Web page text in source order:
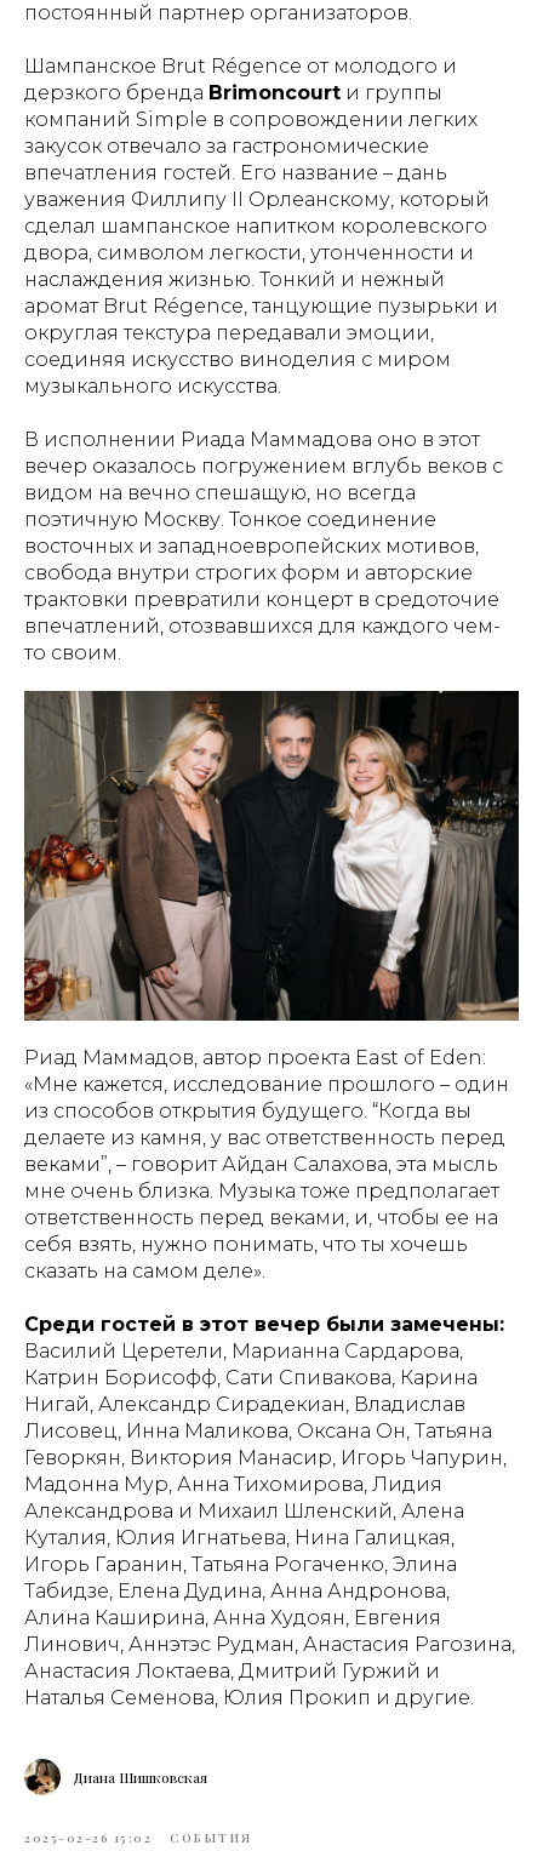
постоянный партнер организаторов.
Шампанское Brut Régence от молодого и
дерзкого бренда Brimoncourt и группы
компаний Simple в сопровождении легких
закусок отвечало за гастрономические
впечатления гостей. Его название – дань
уважения Филлипу II Орлеанскому, который
сделал шампанское напитком королевского
двора, символом легкости, утонченности и
наслаждения жизнью. Тонкий и нежный
аромат Brut Régence, танцующие пузырьки и
округлая текстура передавали эмоции,
соединяя искусство виноделия с миром
музыкального искусства.
В исполнении Риада Маммадова оно в этот
вечер оказалось погружением вглубь веков с
видом на вечно спешащую, но всегда
поэтичную Москву. Тонкое соединение
восточных и западноевропейских мотивов,
свобода внутри строгих форм и авторские
трактовки превратили концерт в средоточие
впечатлений, отозвавшихся для каждого чем-
то своим.
Риад Маммадов, автор проекта East of Eden:
«Мне кажется, исследование прошлого – один
из способов открытия будущего. “Когда вы
делаете из камня, у вас ответственность перед
веками”, – говорит Айдан Салахова, эта мысль
мне очень близка. Музыка тоже предполагает
ответственность перед веками, и, чтобы ее на
себя взять, нужно понимать, что ты хочешь
сказать на самом деле».
Среди гостей в этот вечер были замечены:
Василий Церетели, Марианна Сардарова,
Катрин Борисофф, Сати Спивакова, Карина
Нигай, Александр Сирадекиан, Владислав
Лисовец, Инна Маликова, Оксана Он, Татьяна
Геворкян, Виктория Манасир, Игорь Чапурин,
Мадонна Мур, Анна Тихомирова, Лидия
Александрова и Михаил Шленский, Алена
Куталия, Юлия Игнатьева, Нина Галицкая,
Игорь Гаранин, Татьяна Рогаченко, Элина
Табидзе, Елена Дудина, Анна Андронова,
Алина Каширина, Анна Худоян, Евгения
Линович, Аннэтэс Рудман, Анастасия Рагозина,
Анастасия Локтаева, Дмитрий Гуржий и
Наталья Семенова, Юлия Прокип и другие.
Диана Шишковская
2025-02-26 15:02 СОБЫТИЯ